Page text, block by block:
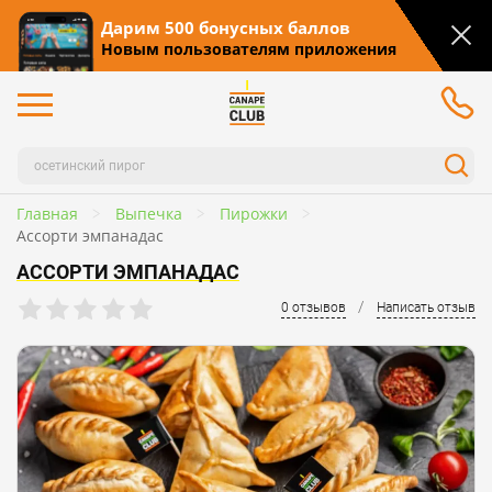
Дарим 500 бонусных баллов
Новым пользователям приложения
Главная Выпечка
Пирожки
Ассорти эмпанадас
АССОРТИ ЭМПАНАДАС
0 отзывов / Написать отзыв